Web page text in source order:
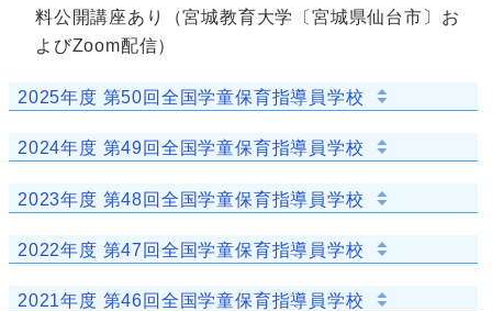
料公開講座あり（宮城教育大学〔宮城県仙台市〕お
よびZoom配信）
2025年度 第50回全国学童保育指導員学校
2024年度 第49回全国学童保育指導員学校
2023年度 第48回全国学童保育指導員学校
2022年度 第47回全国学童保育指導員学校
2021年度 第46回全国学童保育指導員学校